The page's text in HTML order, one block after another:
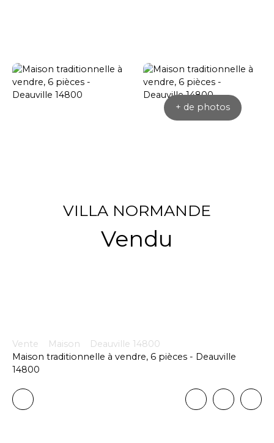
+ de photos
VILLA NORMANDE
Vendu
Vente Maison
Deauville 14800
Maison traditionnelle à vendre, 6 pièces - Deauville
14800